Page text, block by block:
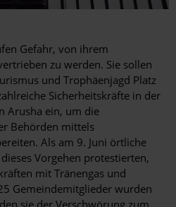
Gefahr, von ihrem
zu werden. Sie sollen
und Trophäenjagd Platz
Sicherheitskräfte in der
Arusha ein, um die
Behörden mittels
Als am 9. Juni örtliche
Vorgehen protestierten,
mit Tränengas und
Gemeindemitglieder wurden
sie der Verschwörung zum